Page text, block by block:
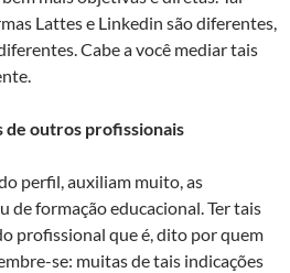
Lattes e Linkedin são diferentes,
Cabe a você mediar tais
de outros profissionais
perfil, auxiliam muito, as
de formação educacional. Ter tais
profissional que é, dito por quem
se: muitas de tais indicações